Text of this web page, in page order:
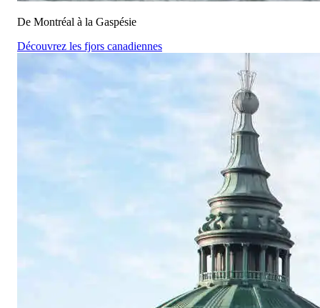
De Montréal à la Gaspésie
Découvrez les fjors canadiennes